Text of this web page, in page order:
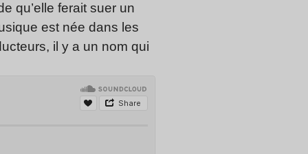
qu’elle ferait suer un
est née dans les
il y a un nom qui